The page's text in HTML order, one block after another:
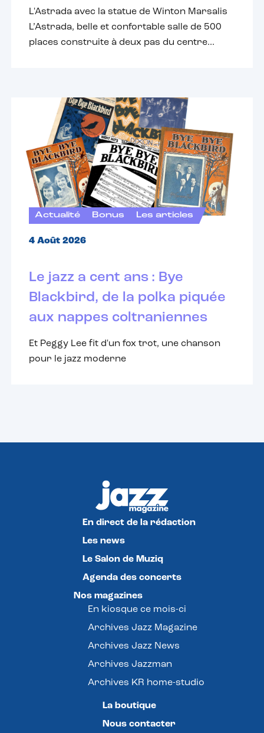
L'Astrada avec la statue de Winton Marsalis
L’Astrada, belle et confortable salle de 500
places construite à deux pas du centre...
Actualité Bonus Les articles
4 Août 2026
Le jazz a cent ans : Bye
Blackbird, de la polka piquée
aux nappes coltraniennes
Et Peggy Lee fit d'un fox trot, une chanson
pour le jazz moderne
En direct de la rédaction
Les news
Le Salon de Muziq
Agenda des concerts
Nos magazines
En kiosque ce mois-ci
Archives Jazz Magazine
Archives Jazz News
Archives Jazzman
Archives KR home-studio
La boutique
Nous contacter